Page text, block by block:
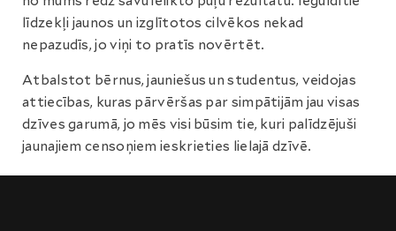
līdzekļi jaunos un izglītotos cilvēkos nekad
nepazudīs, jo viņi to pratīs novērtēt.
Atbalstot bērnus, jauniešus un studentus, veidojas
attiecības, kuras pārvēršas par simpātijām jau visas
dzīves garumā, jo mēs visi būsim tie, kuri palīdzējuši
jaunajiem censoņiem ieskrieties lielajā dzīvē.